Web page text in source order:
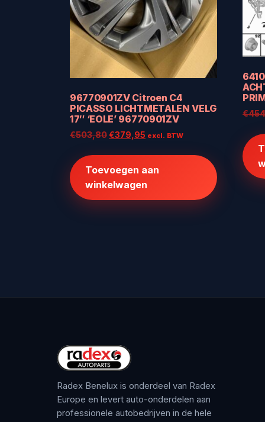
96770901ZV Citroen C4
PICASSO LICHTMETALEN VELG
17″ ‘EOLE’ 96770901ZV
€503,80Oorspronkelijke
€503,80.
€379,95 Huidige
€379,95.
excl. BTW
Toevoegen aan
winkelwagen
€
Radex Benelux is onderdeel van Radex
Europe en levert auto-onderdelen aan
professionele autobedrijven in de hele